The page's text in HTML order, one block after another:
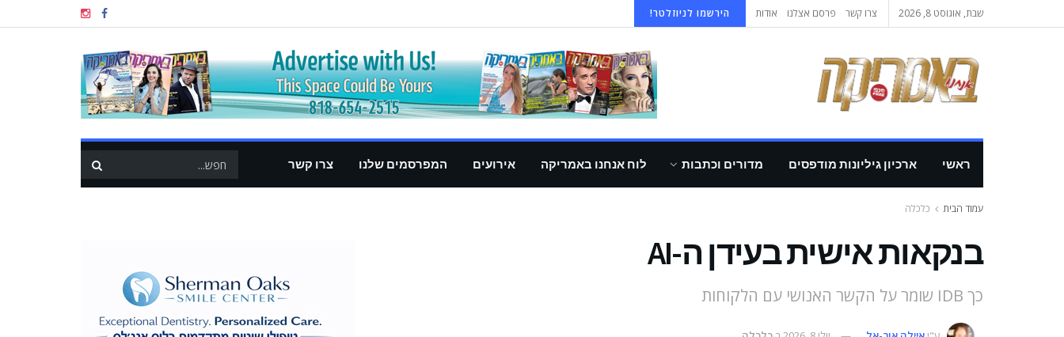
שבת, אוגוסט 8, 2026 צרו קשר פרסם אצלנו אודות הירשמו לניוזלטר!
ראשי ארכיון גיליונות מודפסים מדורים וכתבות לוח אנחנו באמריקה אירועים המפרסמים שלנו צרו קשר
עמוד הבית כלכלה
בנקאות אישית בעידן ה-AI
כך IDB שומר על הקשר האנושי עם הלקוחות